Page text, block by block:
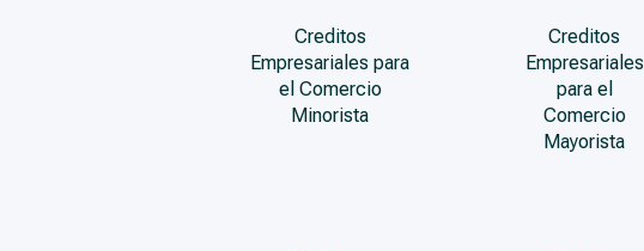
Creditos
Empresariales para
el Comercio
Minorista
Creditos
Empresariales
para el
Comercio
Mayorista